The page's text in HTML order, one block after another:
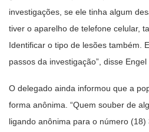
investigações, se ele tinha algum
tiver o aparelho de telefone celular,
Identificar o tipo de lesões também.
passos da investigação”, disse Engel
O delegado ainda informou que a
forma anônima. “Quem souber de
ligando anônima para o número